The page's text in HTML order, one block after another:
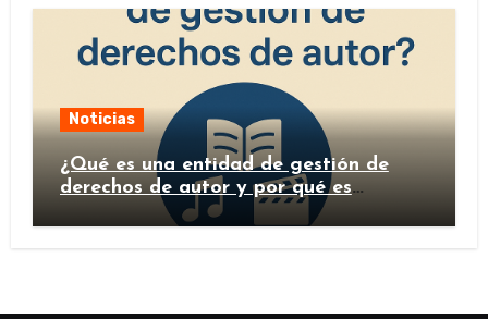
Noticias
¿Qué es una entidad de gestión de
derechos de autor y por qué es
importante?